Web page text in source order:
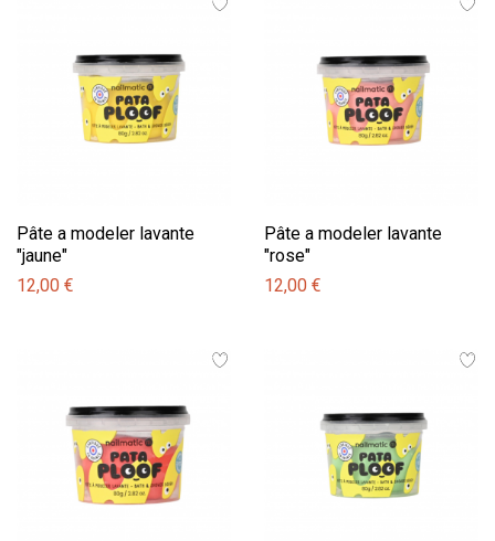
Pâte a modeler lavante
"jaune"
12,00 €
Pâte a modeler lavante
"rose"
12,00 €